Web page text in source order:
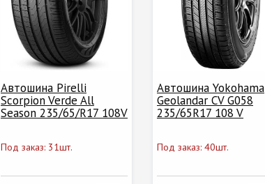
Автошина Pirelli
Scorpion Verde All
Season 235/65/R17 108V
Под заказ: 31шт.
Автошина Yokohama
Geolandar CV G058
235/65R17 108 V
Под заказ: 40шт.